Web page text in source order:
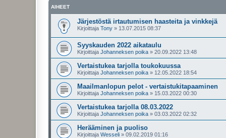
AIHEET
Järjestöstä irtautumisen haasteita ja vinkkejä
Kirjoittaja Tony » 13.07.2015 08:37
Syyskauden 2022 aikataulu
Kirjoittaja Johanneksen poika » 20.09.2022 13:48
Vertaistukea tarjolla toukokuussa
Kirjoittaja Johanneksen poika » 12.05.2022 18:54
Maailmanlopun pelot - vertaistukitapaaminen
Kirjoittaja Johanneksen poika » 15.03.2022 00:30
Vertaistukea tarjolla 08.03.2022
Kirjoittaja Johanneksen poika » 03.03.2022 02:32
Herääminen ja puoliso
Kirjoittaja Wesseli » 09.02.2019 01:16